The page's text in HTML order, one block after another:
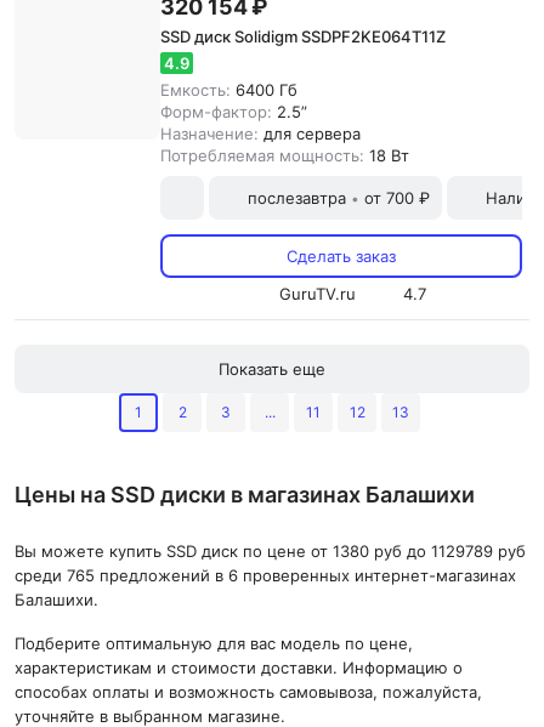
320 154 ₽
SSD диск Solidigm SSDPF2KE064T11Z
4.9
Емкость: 6400 Гб
Форм-фактор: 2.5”
Назначение: для сервера
Потребляемая мощность: 18 Вт
послезавтра • от 700 ₽
Сделать заказ
GuruTV.ru
4.7
Показать еще
1 2 3 ... 11 12 13
Цены на SSD диски в магазинах Балашихи
Вы можете купить SSD диск по цене от 1380 руб до 1129789 руб
среди 765 предложений в 6 проверенных интернет-магазинах
Балашихи.
Подберите оптимальную для вас модель по цене,
характеристикам и стоимости доставки. Информацию о
способах оплаты и возможность самовывоза, пожалуйста,
уточняйте в выбранном магазине.